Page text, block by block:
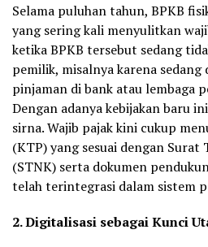
Selama puluhan tahun, BPKB
yang sering kali menyulitkan
ketika BPKB tersebut sedang
pemilik, misalnya karena sedang
pinjaman di bank atau lembaga
Dengan adanya kebijakan baru
sirna. Wajib pajak kini cukup
(KTP) yang sesuai dengan
(STNK) serta dokumen
telah terintegrasi dalam sistem
2. Digitalisasi sebagai Kunci